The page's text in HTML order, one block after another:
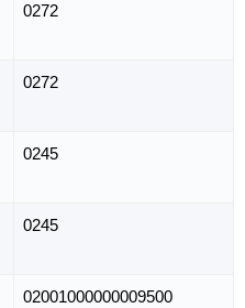
0272
0272
0245
0245
02001000000009500